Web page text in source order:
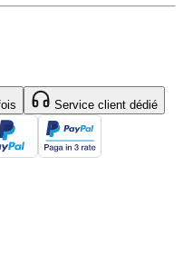
Service client dédié